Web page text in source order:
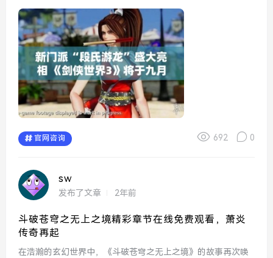
力。作为剑侠世界中的一部分，段氏游龙注定将会引起玩家们
的热...
官网咨询 692 0
sw
发布了文章 2年前
斗破苍穹之无上之境精彩章节在线免费观看，萧炎
传奇再起
在浩瀚的玄幻世界中，《斗破苍穹之无上之境》的故事再次唤